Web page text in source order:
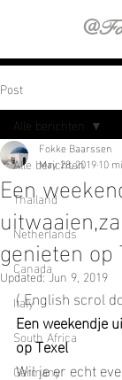
Post
Alle berichten
Thailand
Netherlands
Canada
Italy
South Africa
Germany
Alle berichten
Een
genieten op
Fokke Baarssen
May 28, 201910
Updated:Jun 9, 2019
( English scrol
Een weekendje
op Texel
Wil je er echt